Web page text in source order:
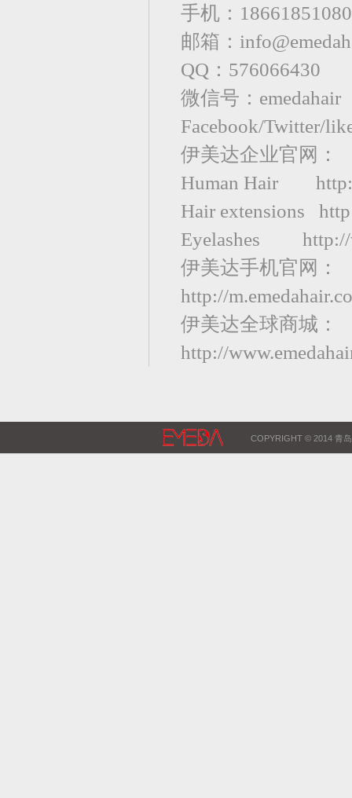
手机：
邮箱：
QQ：576066430
微信号：emedahair
Facebook/Twitter/
伊美达企业官网：
Human Hair
Hair extensions
Eyelashes http://
伊美达手机官网：
http://
伊美达全球商城：
http://
COPYRIGHT © 2014 青